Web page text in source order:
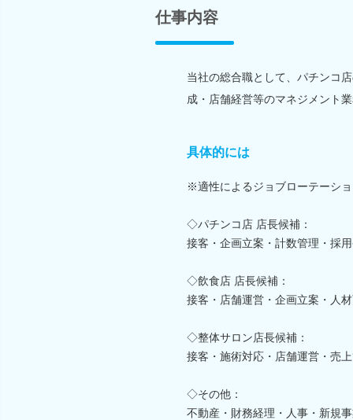
仕事内容
当社の総合職として、パチンコ
成・店舗経営等のマネジメント
具体的には
※適性によるジョブローテーシ
◇パチンコ店 店長候補：
接客・企画立案・計数管理・採
◇飲食店 店長候補：
接客・店舗運営・企画立案・人
◇整体サロン店長候補：
接客・施術対応・店舗運営・売
◇その他：
不動産・財務経理・人事・新規